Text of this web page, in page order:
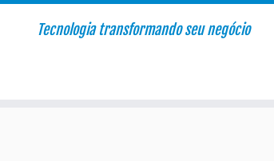
Tecnologia transformando seu negócio